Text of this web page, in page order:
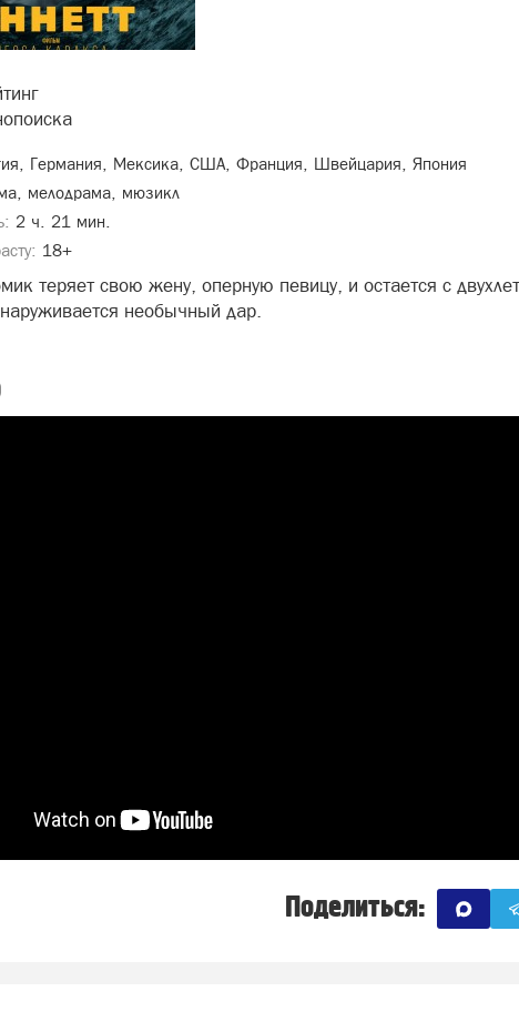
Германия, Мексика, США, Франция, Швейцария, Япония
мелодрама, мюзикл
2 ч. 21 мин.
18+
теряет свою жену, оперную певицу, и остается с
необычный дар.
Поделиться: